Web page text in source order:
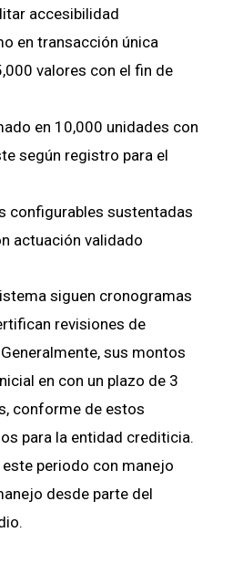
accesibilidad
en transacción única
valores con el fin de
en 10,000 unidades con
según registro para el
configurables sustentadas
actuación validado
siguen cronogramas
revisiones de
sus montos
en con un plazo de 3
conforme de estos
para la entidad crediticia.
periodo con manejo
desde parte del